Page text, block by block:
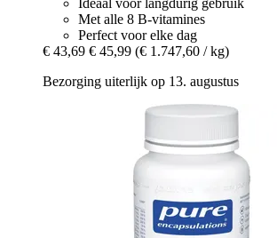
Met alle 8 B-vitamines
Perfect voor elke dag
€ 43,69 € 45,99 (€ 1.747,60 / kg)
Bezorging uiterlijk op 13. augustus